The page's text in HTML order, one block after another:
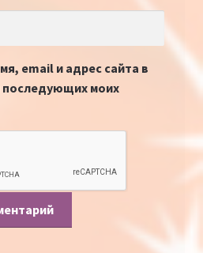
email и адрес сайта в
последующих моих